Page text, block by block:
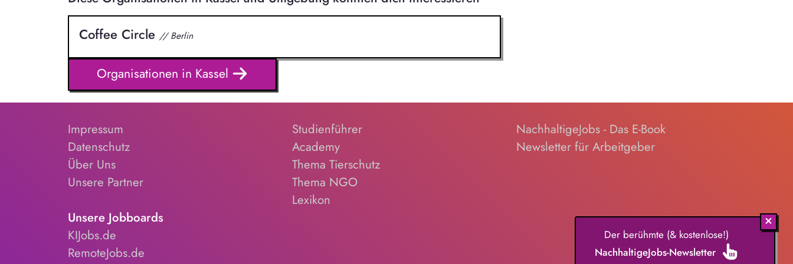
Coffee Circle // Berlin
Organisationen in Kassel
Impressum
Datenschutz
Über Uns
Unsere Partner
Studienführer
Academy
Thema Tierschutz
Thema NGO
Lexikon
NachhaltigeJobs - Das E-Book
Newsletter für Arbeitgeber
Unsere Jobboards
KIJobs.de
RemoteJobs.de
Der berühmte (& kostenlose!)
NachhaltigeJobs-Newsletter